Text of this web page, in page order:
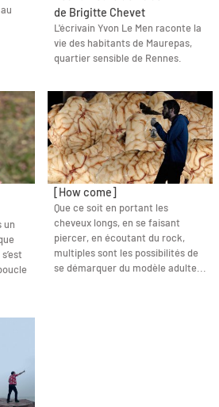
de Brigitte Chevet
L'écrivain Yvon Le Men raconte la
vie des habitants de Maurepas,
quartier sensible de Rennes.
un
[How come]
Que ce soit en portant les
cheveux longs, en se faisant
piercer, en écoutant du rock,
multiples sont les possibilités de
se démarquer du modèle adulte...